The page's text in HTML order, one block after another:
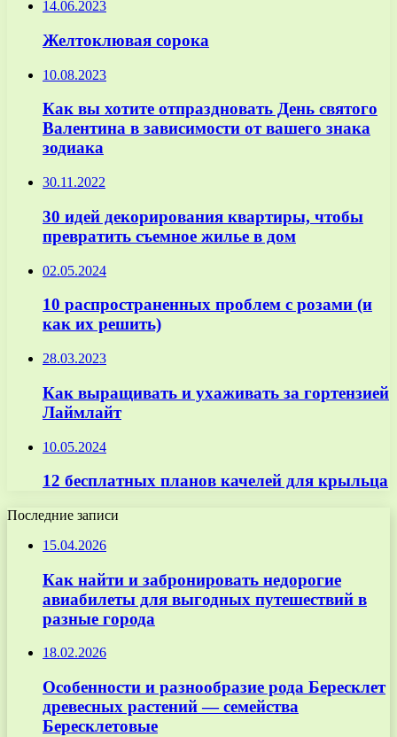
14.06.2023
Желтоклювая сорока
10.08.2023
Как вы хотите отпраздновать День святого
Валентина в зависимости от вашего знака
зодиака
30.11.2022
30 идей декорирования квартиры, чтобы
превратить съемное жилье в дом
02.05.2024
10 распространенных проблем с розами (и
как их решить)
28.03.2023
Как выращивать и ухаживать за гортензией
Лаймлайт
10.05.2024
12 бесплатных планов качелей для крыльца
Последние записи
15.04.2026
Как найти и забронировать недорогие
авиабилеты для выгодных путешествий в
разные города
18.02.2026
Особенности и разнообразие рода Бересклет
древесных растений — семейства
Бересклетовые